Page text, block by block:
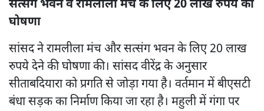
सत्संग भवन व रामलीला मंच के लिए 20 लाख रुपये की
घोषणा
सांसद ने रामलीला मंच और सत्संग भवन के लिए 20 लाख
रुपये देने की घोषणा की। सांसद वीरेंद्र के अनुसार
सीताबदियारा को प्रगति से जोड़ा गया है। वर्तमान में बीएसटी
बंधा सड़क का निर्माण किया जा रहा है। महुली में गंगा पर